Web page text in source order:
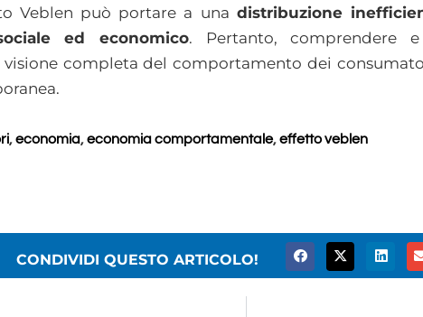
Veblen può portare a una distribuzione
ed economico. Pertanto, comprendere
visione completa del comportamento dei
,economia,economia comportamentale,effetto veblen
CONDIVIDI QUESTO ARTICOLO!